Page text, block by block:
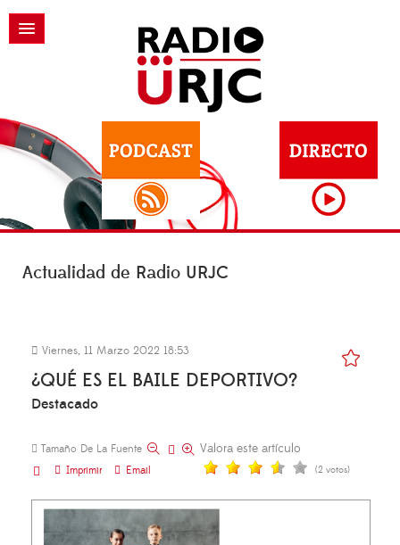
Actualidad de Radio URJC
Viernes, 11 Marzo 2022 18:53
¿QUÉ ES EL BAILE DEPORTIVO?
Destacado
Tamaño De La Fuente
Imprimir
Email
Valora este artículo
(2 votos)